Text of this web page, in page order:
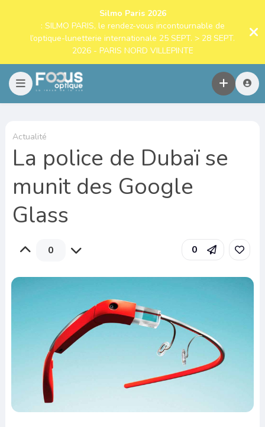
Silmo Paris 2026
: SILMO PARIS, le rendez-vous incontournable de
l’optique-lunetterie internationale 25 SEPT. > 28 SEPT.
2026 - PARIS NORD VILLEPINTE
Actualité
La police de Dubaï se
munit des Google
Glass
0 0